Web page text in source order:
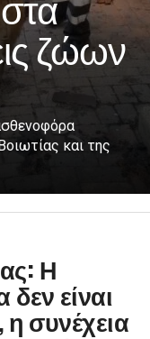
ζώων
και της
Η
δεν είναι
η συνέχεια